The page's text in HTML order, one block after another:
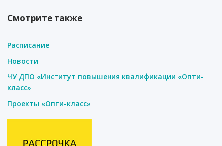
Смотрите также
Расписание
Новости
ЧУ ДПО «Институт повышения квалификации «Опти-
класс»
Проекты «Опти-класс»